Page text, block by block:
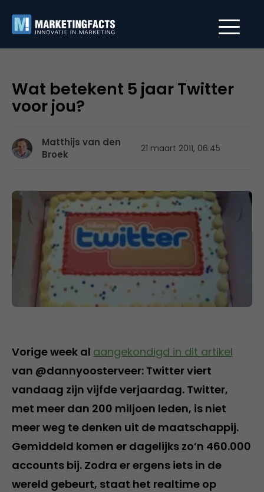
Wat betekent 5 jaar Twitter
voor jou?
Matthijs van den
Broek
21 maart 2011, 06:45
Vorige week al aangekondigd in dit artikel
van @dannyoosterveer: Twitter viert
vandaag zijn vijfde verjaardag. Twitter,
met meer dan 200 miljoen leden, is niet
meer weg te denken uit de maatschappij.
Gemiddeld komen er dagelijks zo’n 460.000
accounts bij. Zodra er ergens iets in de
wereld gebeurt, staat het realtime op